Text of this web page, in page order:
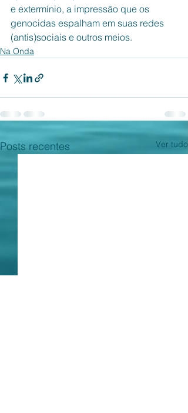
e extermínio, a impressão que os
genocidas espalham em suas redes
(antis)sociais e outros meios.
Na Onda
Posts recentes Ver tudo